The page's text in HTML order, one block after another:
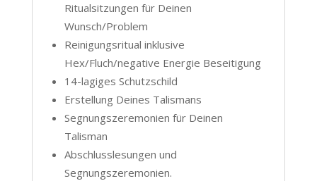
Ritualsitzungen für Deinen
Wunsch/Problem
Reinigungsritual inklusive
Hex/Fluch/negative Energie Beseitigung
14-lagiges Schutzschild
Erstellung Deines Talismans
Segnungszeremonien für Deinen
Talisman
Abschlusslesungen und
Segnungszeremonien.